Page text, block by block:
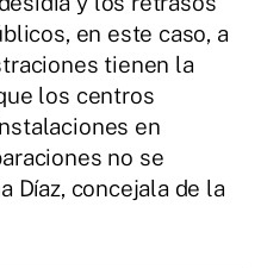
en este caso, a
tienen la
los centros
en
no se
Díaz, concejala de la